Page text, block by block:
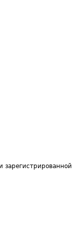
зарегистрированной